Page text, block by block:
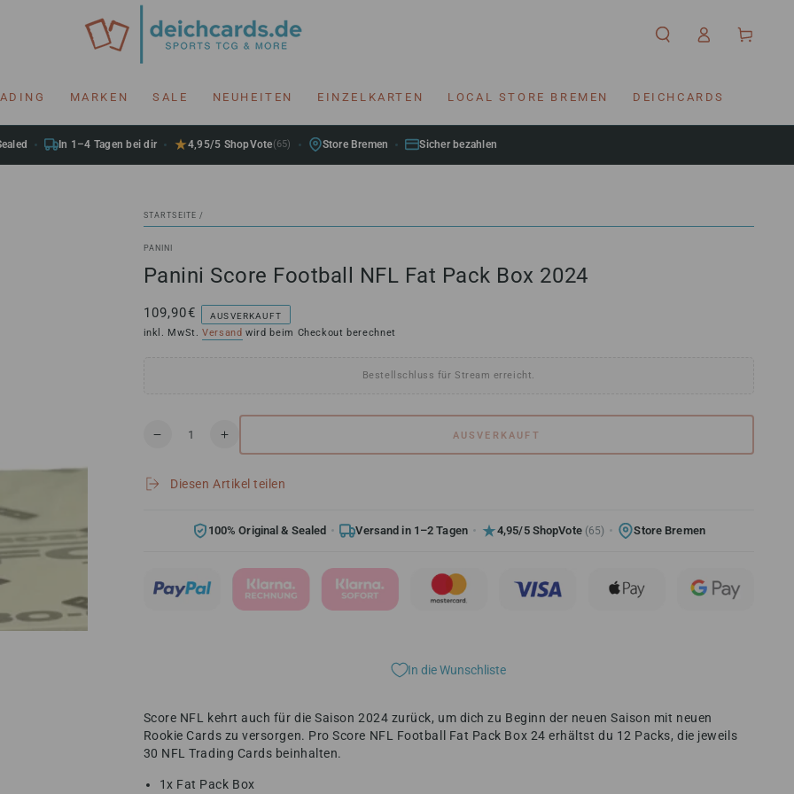
MARKEN SALE NEUHEITEN EINZELKARTEN LOCAL STORE BREMEN DEICHCARDS
EinloggenWarenkorb
In 1–4 Tagen bei dir 4,95/5 ShopVote(65) Store Bremen Sicher bezahlen
STARTSEITE /
PANINI
Panini Score Football NFL Fat Pack Box 2024
Regulärer
Preis
109,90€ AUSVERKAUFT
inkl. MwSt.Versand wird beim Checkout berechnet
Bestellschluss für Stream erreicht.
Anzahl
Verringere
Menge
für
Football
Pack
Erhöhe
die
Menge
für
Score
Football
Fat
Pack
Box
AUSVERKAUFT
Diesen Artikel teilen
100% Original & Sealed Versand in 1–2 Tagen 4,95/5 ShopVote (65) Store Bremen
In die Wunschliste
Score NFL kehrt auch für die Saison 2024 zurück, um dich zu Beginn der neuen Saison mit neuen
Rookie Cards zu versorgen. Pro Score NFL Football Fat Pack Box 24 erhältst du 12 Packs, die jeweils
30 NFL Trading Cards beinhalten.
1x Fat Pack Box